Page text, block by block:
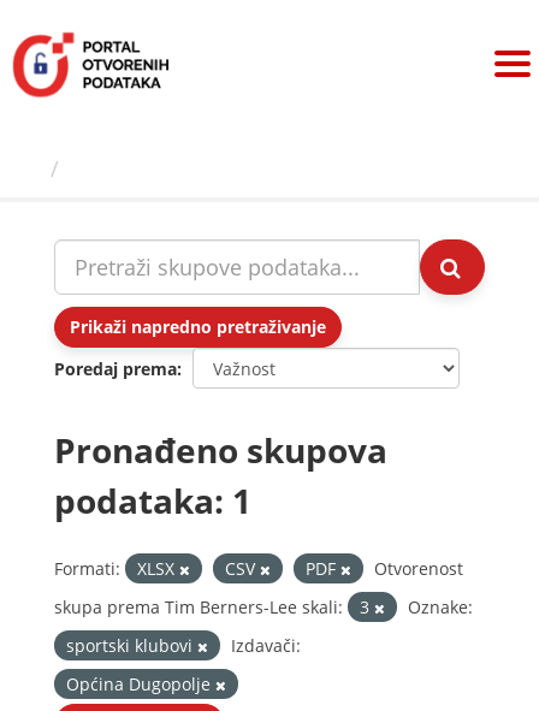
sadržaj
Prikaži napredno pretraživanje
Poredaj prema
Pronađeno skupova
podataka: 1
Formati: XLSX CSV PDF
Otvorenost
skupa prema Tim Berners-Lee skali:
3
Oznake:
sportski klubovi
Izdavači:
Općina Dugopolje